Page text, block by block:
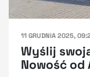
11 GRUDNIA 2025,
Wyślij
Nowość od